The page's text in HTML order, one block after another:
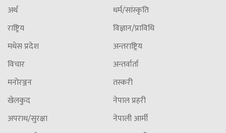
अर्थ
राष्ट्रिय
मधेस प्रदेश
विचार
मनोरञ्जन
खेलकुद
अपराध/सुरक्षा
धर्म/सांस्कृति
विज्ञान/प्राविधि
अन्तराष्ट्रिय
अन्तर्वार्ता
तस्करी
नेपाल प्रहरी
नेपाली आर्मी